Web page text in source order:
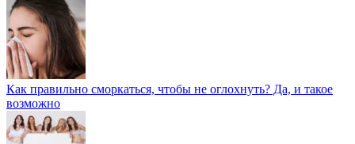
Как правильно сморкаться, чтобы не оглохнуть? Да, и такое
возможно